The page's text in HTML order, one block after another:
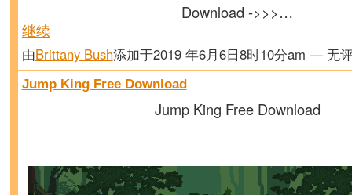
Download ->>>…
继续
由Brittany Bush添加于2019 年6月6日8时10分am — 无
Jump King Free Download
Jump King Free Download